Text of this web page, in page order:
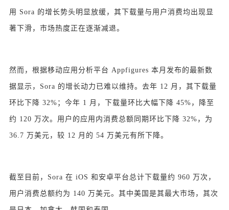
用 Sora 的增长势头明显放缓，其下载量与用户消费均出现显
著下滑，市场热度正在逐渐减退。
然而，根据移动应用分析平台 Appfigures 本月发布的最新数
据显示，Sora 的增长动力已难以维持。去年 12 月，其下载量
环比下降 32%；今年 1 月，下载量环比大幅下降 45%，降至
约 120 万次。用户的应用内消费总额同期环比下降 32%，为
36.7 万美元，较 12 月的 54 万美元有所下降。
截至目前，Sora 在 iOS 和安卓平台总计下载量约 960 万次，
用户消费总额约为 140 万美元。其中美国是其最大市场，其次